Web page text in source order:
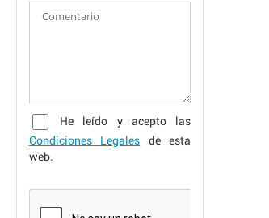
He leído y acepto las
Condiciones Legales de esta
web.